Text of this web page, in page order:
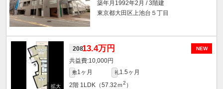
築年月1992年2月 / 3階建
東京都大田区上池台５丁目
NEW
20813.4万円
10,000円
敷1ヶ月 礼1.5ヶ月
2階 1LDK（57.32ｍ2 ）